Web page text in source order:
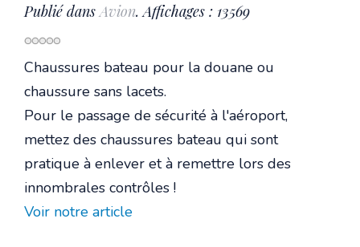
Publié dansAvion. Affichages : 13569
Chaussures bateau pour la douane ou
chaussure sans lacets.
Pour le passage de sécurité à l'aéroport,
mettez des chaussures bateau qui sont
pratique à enlever et à remettre lors des
innombrales contrôles !
Voir notre article